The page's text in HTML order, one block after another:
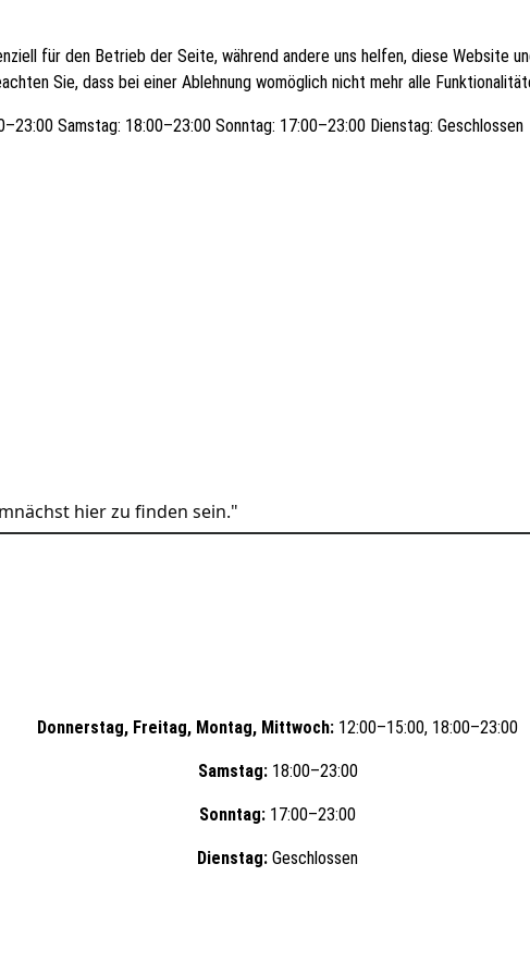
Samstag: 18:00–23:00 Sonntag: 17:00–23:00 Dienstag: Geschlossen
hier zu finden sein."
Donnerstag, Freitag, Montag, Mittwoch: 12:00–15:00, 18:00–23:00
Samstag:18:00–23:00
Sonntag: 17:00–23:00
Dienstag: Geschlossen
für den Betrieb der Seite, während andere uns helfen, diese Website
Sie, dass bei einer Ablehnung womöglich nicht mehr alle